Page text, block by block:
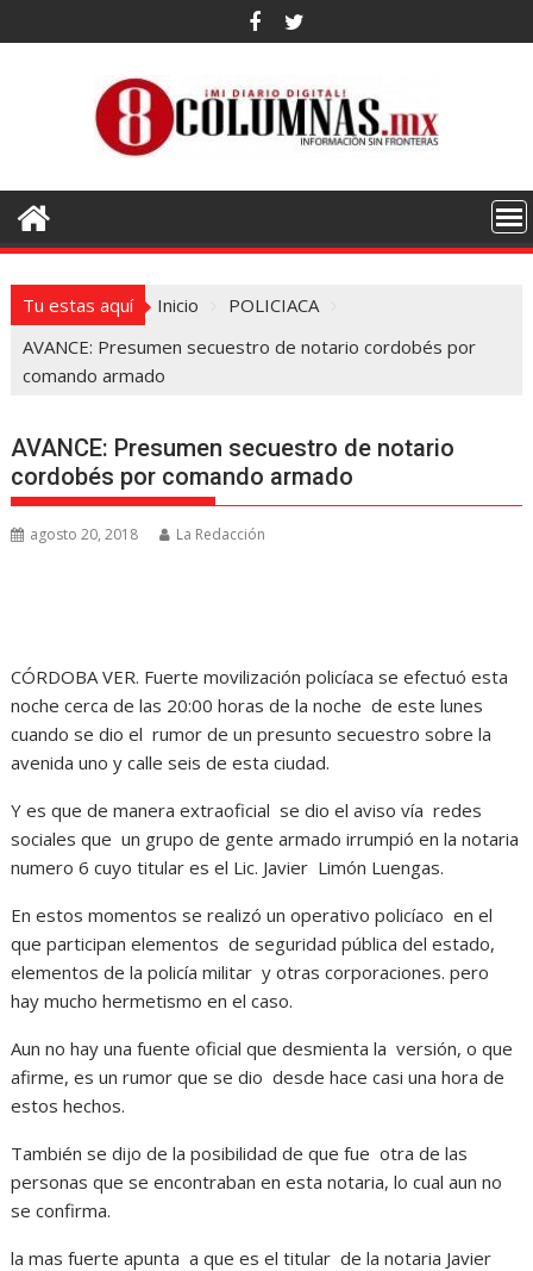
al
Tu estas aquí Inicio
POLICIACA
AVANCE: Presumen secuestro de notario cordobés por
comando armado
AVANCE: Presumen secuestro de notario
cordobés por comando armado
agosto 20, 2018 La Redacción
CÓRDOBA VER. Fuerte movilización policíaca se efectuó esta
noche cerca de las 20:00 horas de la noche de este lunes
cuando se dio el rumor de un presunto secuestro sobre la
avenida uno y calle seis de esta ciudad.
Y es que de manera extraoficial se dio el aviso vía redes
sociales que un grupo de gente armado irrumpió en la notaria
numero 6 cuyo titular es el Lic. Javier Limón Luengas.
En estos momentos se realizó un operativo policíaco en el
que participan elementos de seguridad pública del estado,
elementos de la policía militar y otras corporaciones. pero
hay mucho hermetismo en el caso.
Aun no hay una fuente oficial que desmienta la versión, o que
afirme, es un rumor que se dio desde hace casi una hora de
estos hechos.
También se dijo de la posibilidad de que fue otra de las
personas que se encontraban en esta notaria, lo cual aun no
se confirma.
la mas fuerte apunta a que es el titular de la notaria Javier